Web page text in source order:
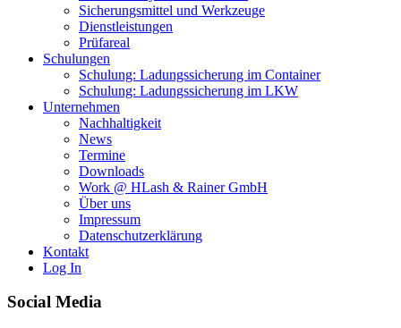
Sicherungsmittel und Werkzeuge
Dienstleistungen
Prüfareal
Schulungen
Schulung: Ladungssicherung im Container
Schulung: Ladungssicherung im LKW
Unternehmen
Nachhaltigkeit
News
Termine
Downloads
Work @ HLash & Rainer GmbH
Über uns
Impressum
Datenschutzerklärung
Kontakt
Log In
Social Media